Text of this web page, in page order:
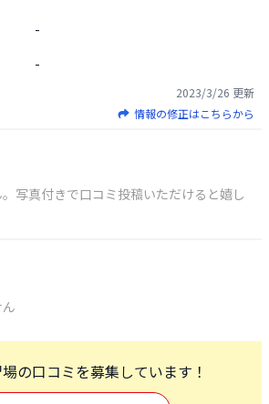
-
-
2023/3/26 更新
情報の修正はこちらから
写真付きで口コミ投稿いただけると嬉し
の口コミを募集しています！